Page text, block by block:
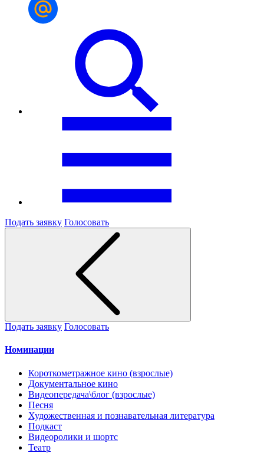
Подать заявку Голосовать
Подать заявку Голосовать
Номинации
Короткометражное кино (взрослые)
Документальное кино
Видеопередача\блог (взрослые)
Песня
Художественная и познавательная литература
Подкаст
Видеоролики и шортс
Театр